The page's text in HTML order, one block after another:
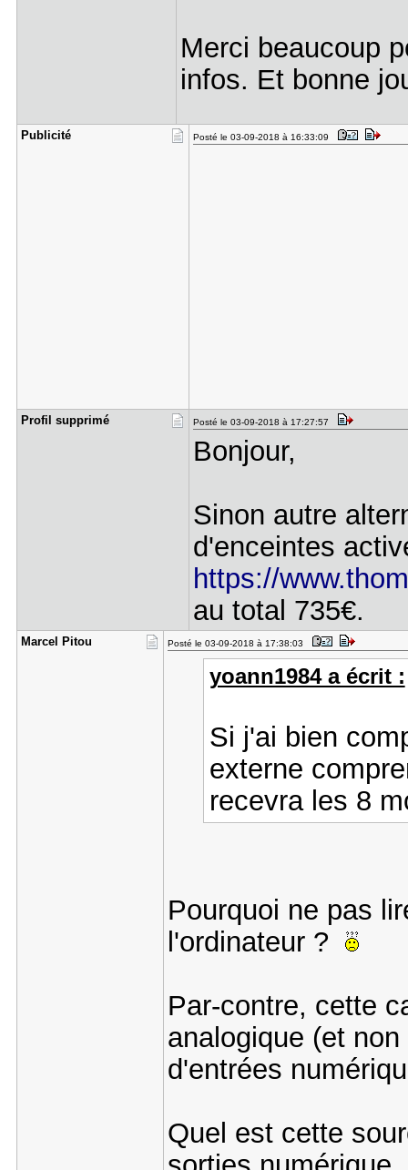
Merci beaucoup
infos. Et bonne
Publicité Posté le 03-09-2018 à 16:33:09
Profil sup​primé Posté le 03-09-2018 à 17:27:57
Bonjour,
Sinon autre
d'enceintes
https://
au total 735€.
Marcel Pit​ou Posté le 03-09-2018 à 17:38:03
yoann1984 a écrit :
Si j'ai bien
externe
recevra les 8
Pourquoi ne pas
l'ordinateur ?
Par-contre, cette
analogique (et
d'entrées
Quel est cette